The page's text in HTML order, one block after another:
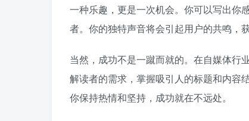
一种乐趣，更是一次机会。你可以写出你
者。你的独特声音将会引起用户的共鸣，
当然，成功不是一蹴而就的。在自媒体行
解读者的需求，掌握吸引人的标题和内容
你保持热情和坚持，成功就在不远处。